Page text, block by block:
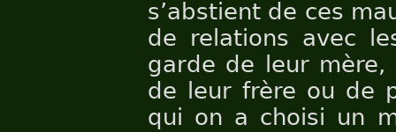
s’abstient de ces
de relations avec
garde de leur
de leur frère ou de
qui on a choisi un